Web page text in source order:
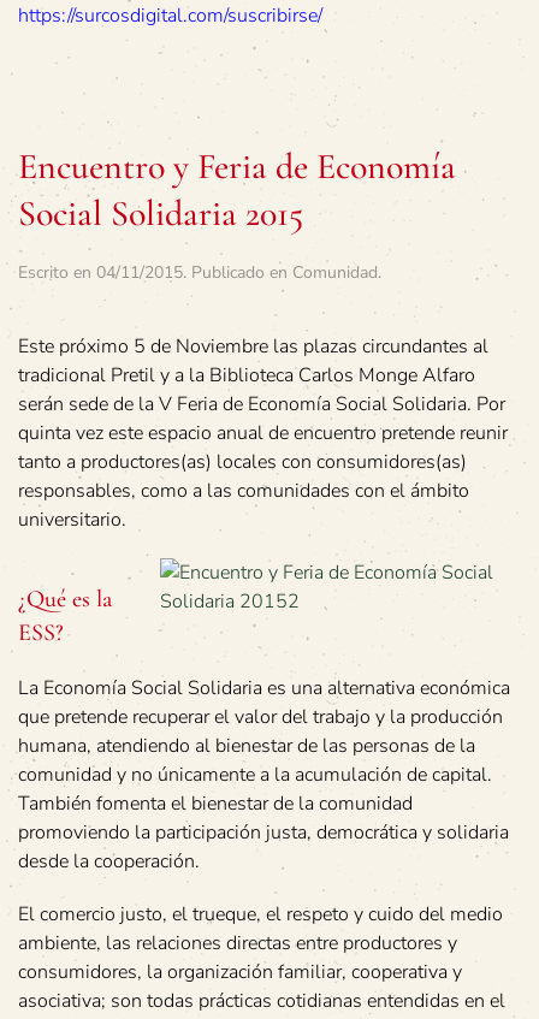
https://surcosdigital.com/suscribirse/
Encuentro y Feria de Economía
Social Solidaria 2015
Escrito en 04/11/2015. Publicado en Comunidad.
Este próximo 5 de Noviembre las plazas circundantes al
tradicional Pretil y a la Biblioteca Carlos Monge Alfaro
serán sede de la V Feria de Economía Social Solidaria. Por
quinta vez este espacio anual de encuentro pretende reunir
tanto a productores(as) locales con consumidores(as)
responsables, como a las comunidades con el ámbito
universitario.
¿Qué es la
ESS?
La Economía Social Solidaria es una alternativa económica
que pretende recuperar el valor del trabajo y la producción
humana, atendiendo al bienestar de las personas de la
comunidad y no únicamente a la acumulación de capital.
También fomenta el bienestar de la comunidad
promoviendo la participación justa, democrática y solidaria
desde la cooperación.
El comercio justo, el trueque, el respeto y cuido del medio
ambiente, las relaciones directas entre productores y
consumidores, la organización familiar, cooperativa y
asociativa; son todas prácticas cotidianas entendidas en el